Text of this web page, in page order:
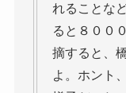
れることな
ると８００
摘すると、
よ。ホント